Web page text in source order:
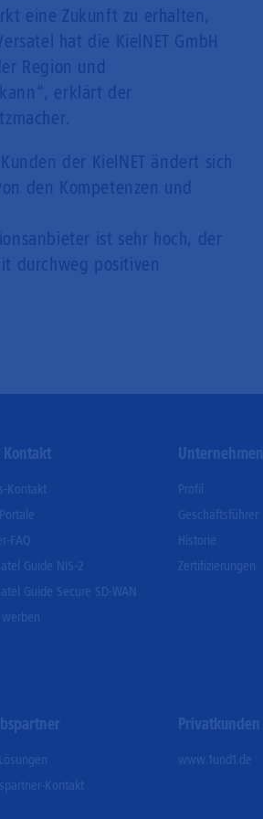
eine Zukunft zu erhalten,
hat die KielNET GmbH
Region und
erklärt der
der KielNET ändert sich
den Kompetenzen und
ist sehr hoch, der
durchweg positiven
Kontakt
Kontakt
FAQ
Guide NIS-2
Guide Secure SD-WAN
Unternehmen
Profil
Geschäftsführer
Historie
Zertifizierungen
Kontakt
Privatkunden
www.1und1.de